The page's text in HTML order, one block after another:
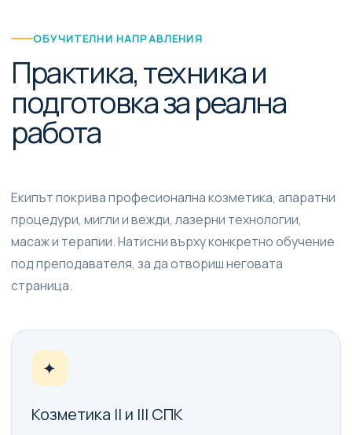
ОБУЧИТЕЛНИ НАПРАВЛЕНИЯ
Практика, техника и
подготовка за реална
работа
Екипът покрива професионална козметика, апаратни
процедури, мигли и вежди, лазерни технологии,
масаж и терапии. Натисни върху конкретно обучение
под преподавателя, за да отвориш неговата
страница.
✦
Козметика II и III СПК